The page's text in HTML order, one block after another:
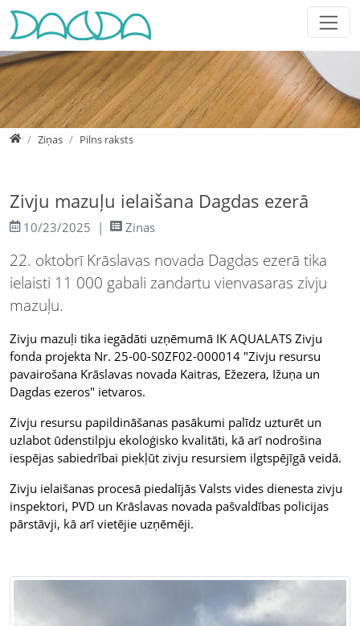
Jump directly to main navigation
Jump directly to content
Jump to sub navigation
HomeZiņas Pilns raksts
Zivju mazuļu ielaišana Dagdas ezerā
10/23/2025 Zinas
22. oktobrī Krāslavas novada Dagdas ezerā tika
ielaisti 11 000 gabali zandartu vienvasaras zivju
mazuļu.
Zivju mazuļi tika iegādāti uzņēmumā IK AQUALATS Zivju
fonda projekta Nr. 25-00-S0ZF02-000014 "Zivju resursu
pavairošana Krāslavas novada Kaitras, Ežezera, Ižuņa un
Dagdas ezeros" ietvaros.
Zivju resursu papildināšanas pasākumi palīdz uzturēt un
uzlabot ūdenstilpju ekoloģisko kvalitāti, kā arī nodrošina
iespējas sabiedrībai piekļūt zivju resursiem ilgtspējīgā veidā.
Zivju ielaišanas procesā piedalījās Valsts vides dienesta zivju
inspektori, PVD un Krāslavas novada pašvaldības policijas
pārstāvji, kā arī vietējie uzņēmēji.